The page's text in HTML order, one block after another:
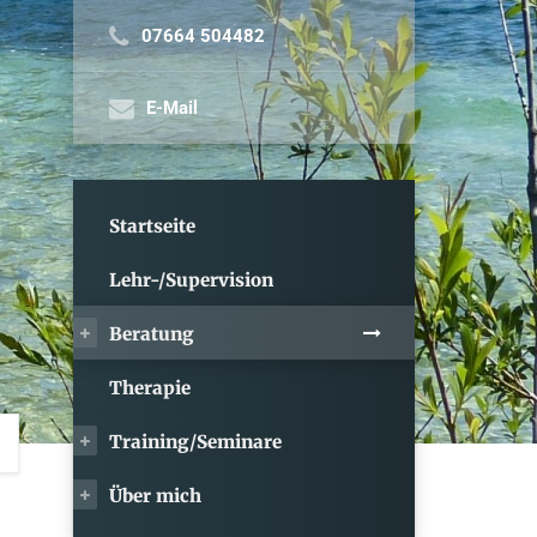
07664 504482
E-Mail
Startseite
Lehr-/Supervision
Beratung
Therapie
Training/Seminare
Über mich